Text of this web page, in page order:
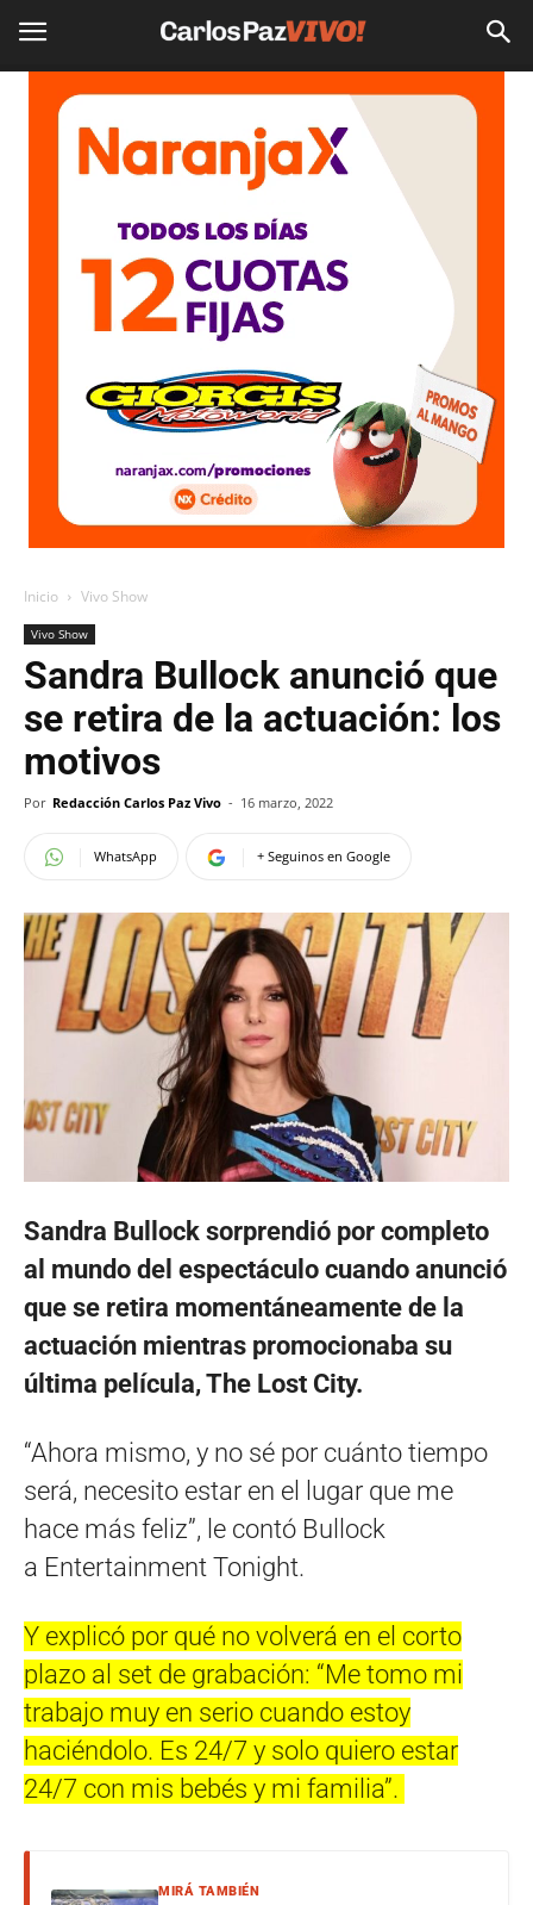
Inicio Vivo Show
Vivo Show
Sandra Bullock anunció que
se retira de la actuación: los
motivos
Por Redacción Carlos Paz Vivo - 16 marzo, 2022
WhatsApp + Seguinos en Google
Sandra Bullock sorprendió por completo
al mundo del espectáculo cuando anunció
que se retira momentáneamente de la
actuación mientras promocionaba su
última película, The Lost City.
“Ahora mismo, y no sé por cuánto tiempo
será, necesito estar en el lugar que me
hace más feliz”, le contó Bullock
a Entertainment Tonight.
Y explicó por qué no volverá en el corto
plazo al set de grabación: “Me tomo mi
trabajo muy en serio cuando estoy
haciéndolo. Es 24/7 y solo quiero estar
24/7 con mis bebés y mi familia”.
MIRÁ TAMBIÉN